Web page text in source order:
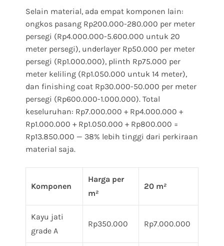
Selain material, ada empat komponen lain:
ongkos pasang Rp200.000-280.000 per meter
persegi (Rp4.000.000-5.600.000 untuk 20
meter persegi), underlayer Rp50.000 per meter
persegi (Rp1.000.000), plinth Rp75.000 per
meter keliling (Rp1.050.000 untuk 14 meter),
dan finishing coat Rp30.000-50.000 per meter
persegi (Rp600.000-1.000.000). Total
keseluruhan: Rp7.000.000 + Rp4.000.000 +
Rp1.000.000 + Rp1.050.000 + Rp800.000 =
Rp13.850.000 — 38% lebih tinggi dari perkiraan
material saja.
Komponen
Harga per
m²
20 m²
Kayu jati
grade A
Rp350.000 Rp7.000.000